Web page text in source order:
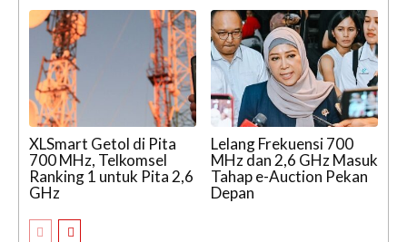
XLSmart Getol di Pita
700 MHz, Telkomsel
Ranking 1 untuk Pita 2,6
GHz
Lelang Frekuensi 700
MHz dan 2,6 GHz Masuk
Tahap e-Auction Pekan
Depan